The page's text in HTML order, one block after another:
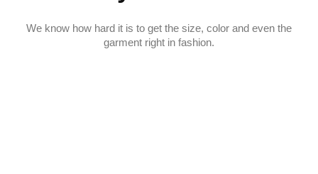
We know how hard it is to get the size, color and even the
garment right in fashion.